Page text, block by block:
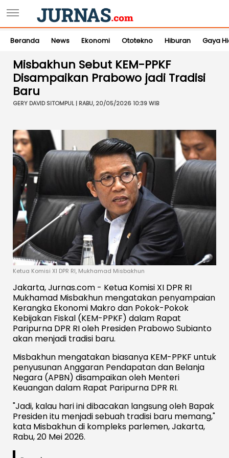
Beranda News Ekonomi Ototekno Hiburan Gaya
Misbakhun Sebut KEM-PPKF
Disampaikan Prabowo jadi Tradisi
Baru
GERY DAVID SITOMPUL | RABU, 20/05/2026 10:39 WIB
Ketua Komisi XI DPR RI, Mukhamad Misbakhun
Jakarta, Jurnas.com - Ketua Komisi XI DPR RI
Mukhamad Misbakhun mengatakan penyampaian
Kerangka Ekonomi Makro dan Pokok-Pokok
Kebijakan Fiskal (KEM-PPKF) dalam Rapat
Paripurna DPR RI oleh Presiden Prabowo Subianto
akan menjadi tradisi baru.
Misbakhun mengatakan biasanya KEM-PPKF untuk
penyusunan Anggaran Pendapatan dan Belanja
Negara (APBN) disampaikan oleh Menteri
Keuangan dalam Rapat Paripurna DPR RI.
"Jadi, kalau hari ini dibacakan langsung oleh Bapak
Presiden itu menjadi sebuah tradisi baru memang,"
kata Misbakhun di kompleks parlemen, Jakarta,
Rabu, 20 Mei 2026.